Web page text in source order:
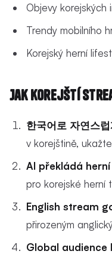
Objevy korejských
Trendy mobilního
Korejský herní
Jak korejští
한국어로 자연스
v korejštině,
AI překládá
pro korejské herní
English stream
přirozeným
Global audience